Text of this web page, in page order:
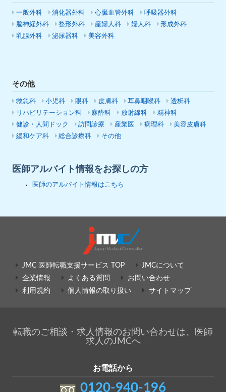
一般外科 消化器外科 心臓血管外科
呼吸器外科
脳神経外科
整形外科 産婦人科 婦人科
形成外科
乳腺外科
泌尿器科 美容外科
その他
救急科 小児科 眼科 皮膚科 耳鼻咽喉科
透析科
リハビリテーション科
麻酔科 放射線科
精神科
健診・人間ドック
訪問診療 産業医 病理科
美容皮膚科
緩和ケア科
総合診療科 その他
医師アルバイト情報をお探しの方
医師のアルバイト情報はこちら
JMC 医師転職支援サービス TOP
JMCについて
企業情報
よくある質問
お問い合わせ
利用規約
個人情報の取り扱い サイトマップ
転職のご相談・求人情報のお問い合わせは、医師
求人のJMCへ
お電話から
0120-940-196